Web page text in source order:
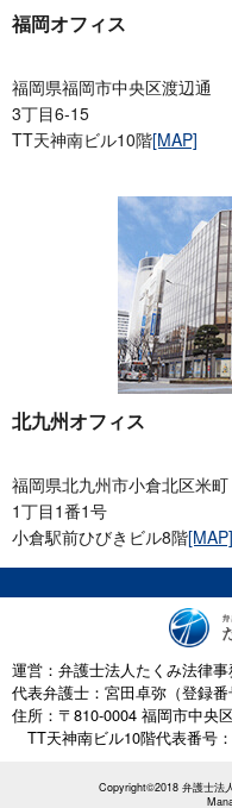
福岡オフィス
福岡県福岡市中央区渡辺通
3丁目6-15
TT天神南ビル10階[MAP]
北九州オフィス
福岡県北九州市小倉北区米町
1丁目1番1号
小倉駅前ひびきビル8階[MAP]
運営：弁護士法人たくみ法律事
代表弁護士：宮田卓弥（登録番
住所：〒810-0004 福岡市中央
TT天神南ビル10階代表番号
Copyright©2018 弁護士法